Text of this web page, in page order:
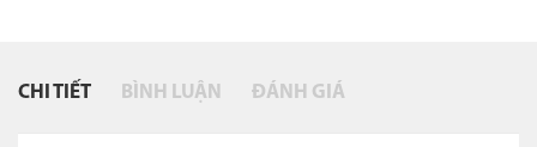
CHI TIẾT BÌNH LUẬN ĐÁNH GIÁ